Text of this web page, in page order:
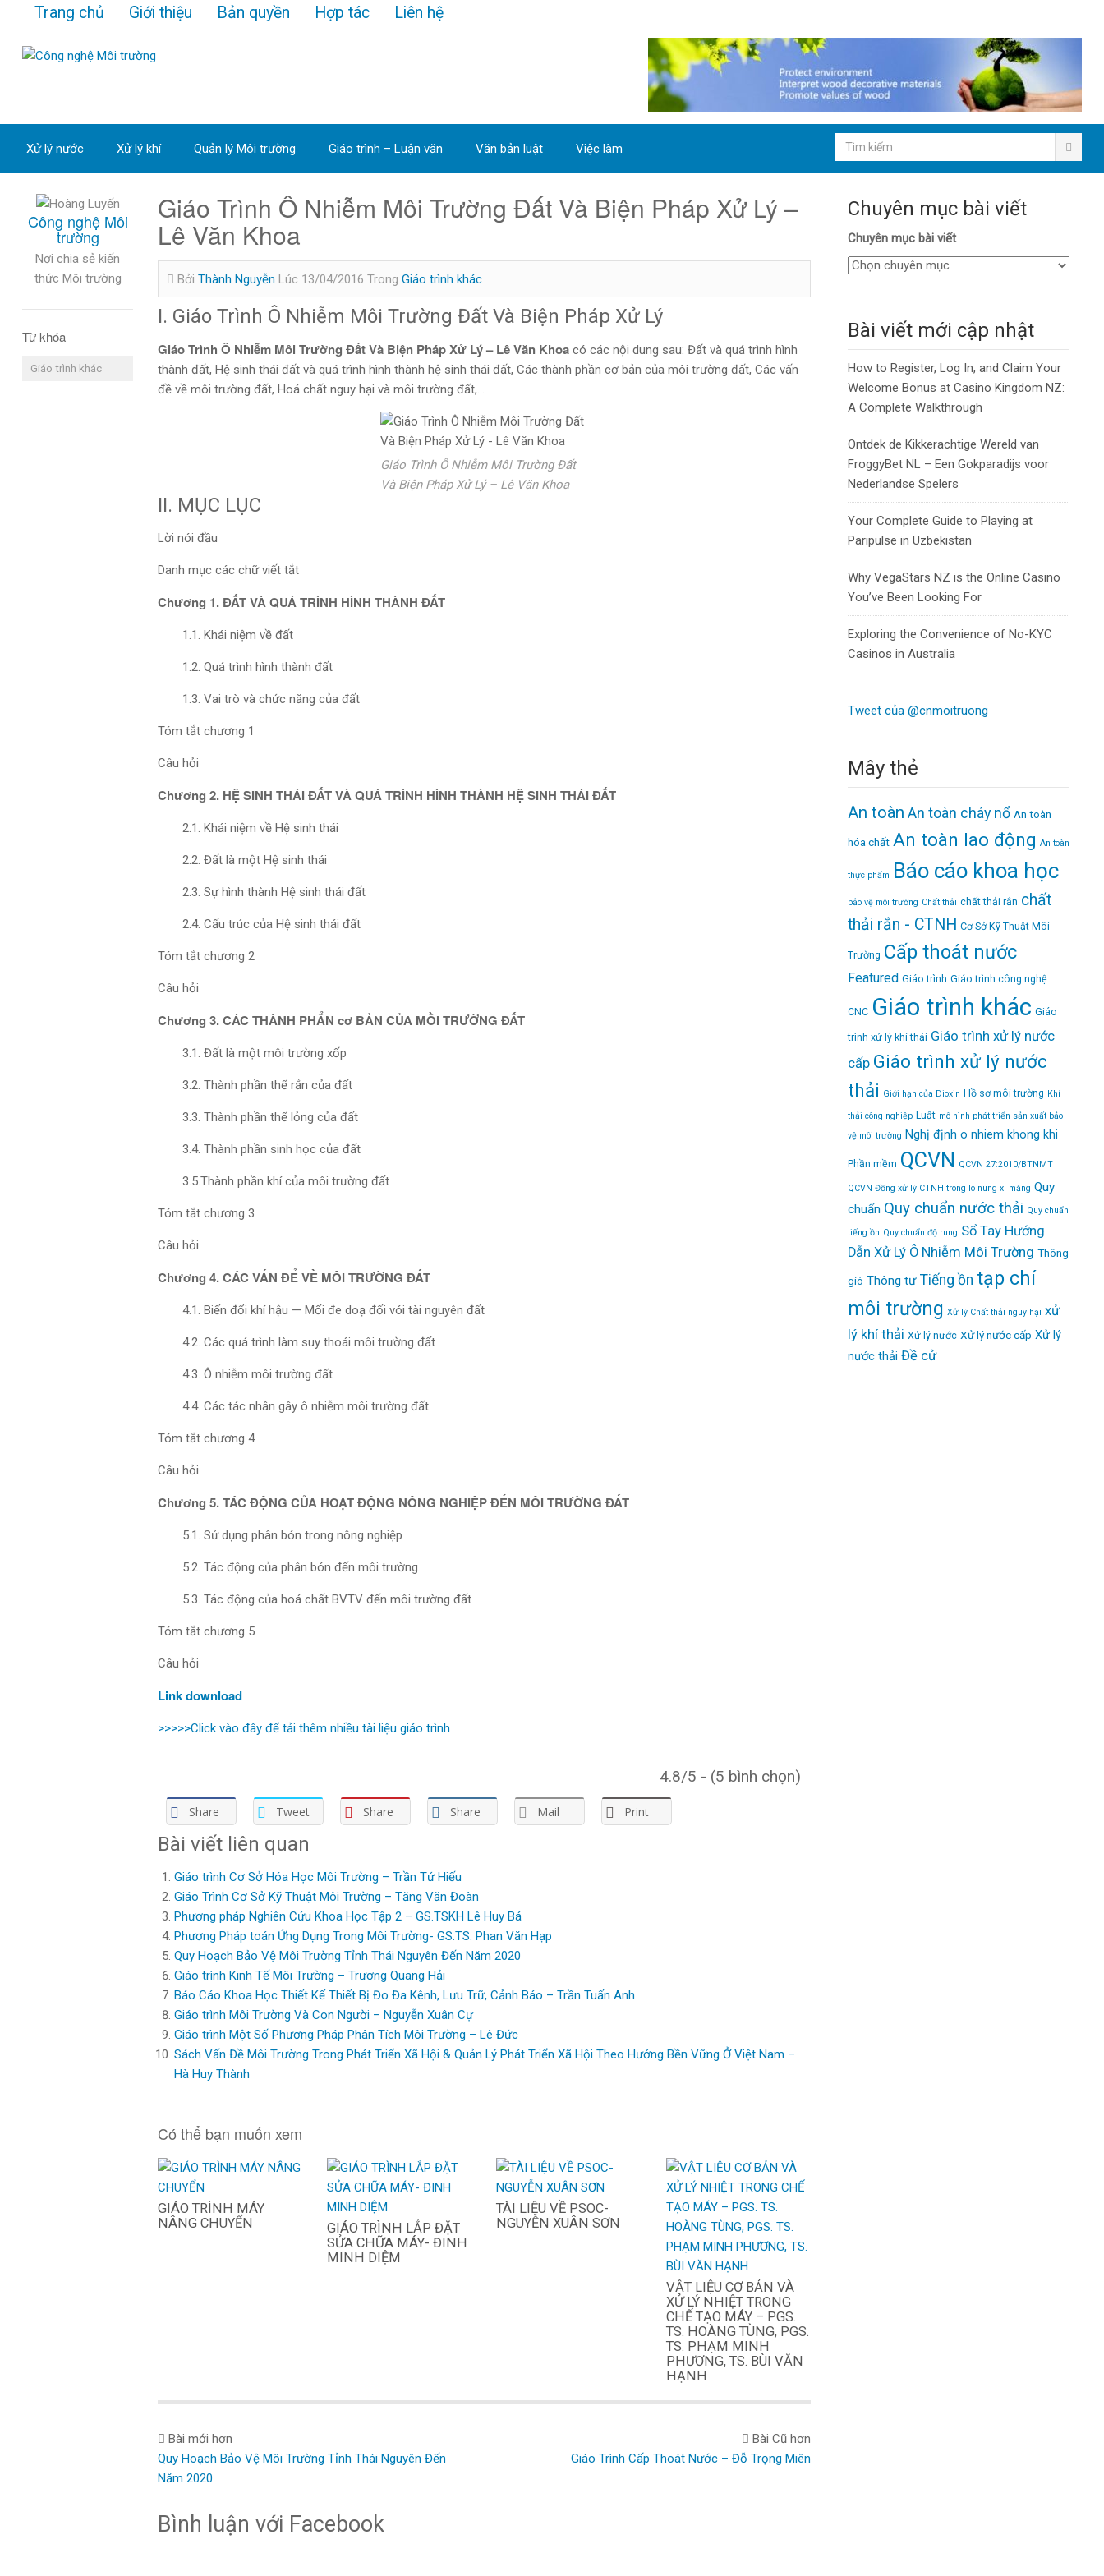
Trang chủ Giới thiệu Bản quyền Hợp tác Liên hệ
Xử lý nước Xử lý khí Quản lý Môi trường Giáo trình – Luận văn Văn bản luật Việc làm
Công nghệ Môi
trường
Nơi chia sẻ kiến
thức Môi trường
Từ khóa
Giáo trình khác
Giáo Trình Ô Nhiễm Môi Trường Đất Và Biện Pháp Xử Lý –
Lê Văn Khoa
Bởi Thành Nguyễn Lúc 13/04/2016 Trong Giáo trình khác
I. Giáo Trình Ô Nhiễm Môi Trường Đất Và Biện Pháp Xử Lý
Giáo Trình Ô Nhiễm Môi Trường Đất Và Biện Pháp Xử Lý – Lê Văn Khoa có các nội dung sau: Đất và quá trình hình
thành đất, Hệ sinh thái đất và quá trình hình thành hệ sinh thái đất, Các thành phần cơ bản của môi trường đất, Các vấn
đề về môi trường đất, Hoá chất nguy hại và môi trường đất,…
Giáo Trình Ô Nhiễm Môi Trường Đất
Và Biện Pháp Xử Lý – Lê Văn Khoa
II. MỤC LỤC
Lời nói đầu
Danh mục các chữ viết tắt
Chương 1. ĐẤT VÀ QUÁ TRÌNH HÌNH THÀNH ĐẤT
1.1. Khái niệm về đất
1.2. Quá trình hình thành đất
1.3. Vai trò và chức năng của đất
Tóm tắt chương 1
Câu hỏi
Chương 2. HỆ SINH THÁI ĐẤT VÀ QUÁ TRÌNH HÌNH THÀNH HỆ SINH THÁI ĐẤT
2.1. Khái niệm về Hệ sinh thái
2.2. Đất là một Hệ sinh thái
2.3. Sự hình thành Hệ sinh thái đất
2.4. Cấu trúc của Hệ sinh thái đất
Tóm tắt chương 2
Câu hỏi
Chương 3. CÁC THÀNH PHẨN cơ BẢN CỦA MỒI TRƯỜNG ĐẤT
3.1. Đất là một môi trường xốp
3.2. Thành phần thể rắn của đất
3.3. Thành phần thể lỏng của đất
3.4. Thành phần sinh học của đất
3.5.Thành phần khí của môi trường đất
Tóm tắt chương 3
Câu hỏi
Chương 4. CÁC VẤN ĐỂ VỀ MÔI TRƯỜNG ĐẤT
4.1. Biến đổi khí hậu — Mối đe doạ đối vói tài nguyên đất
4.2. Các quá trình làm suy thoái môi trường đất
4.3. Ô nhiễm môi trường đất
4.4. Các tác nhân gây ô nhiễm môi trường đất
Tóm tắt chương 4
Câu hỏi
Chương 5. TÁC ĐỘNG CỦA HOẠT ĐỘNG NÔNG NGHIỆP ĐẾN MÔI TRƯỜNG ĐẤT
5.1. Sử dụng phân bón trong nông nghiệp
5.2. Tác động của phân bón đến môi trường
5.3. Tác động của hoá chất BVTV đến môi trường đất
Tóm tắt chương 5
Câu hỏi
Link download
>>>>>Click vào đây để tải thêm nhiều tài liệu giáo trình
4.8/5 - (5 bình chọn)
Share Tweet Share Share Mail Print
Bài viết liên quan
Giáo trình Cơ Sở Hóa Học Môi Trường – Trần Tứ Hiếu
Giáo Trình Cơ Sở Kỹ Thuật Môi Trường – Tăng Văn Đoàn
Phương pháp Nghiên Cứu Khoa Học Tập 2 – GS.TSKH Lê Huy Bá
Phương Pháp toán Ứng Dụng Trong Môi Trường- GS.TS. Phan Văn Hạp
Quy Hoạch Bảo Vệ Môi Trường Tỉnh Thái Nguyên Đến Năm 2020
Giáo trình Kinh Tế Môi Trường – Trương Quang Hải
Báo Cáo Khoa Học Thiết Kế Thiết Bị Đo Đa Kênh, Lưu Trữ, Cảnh Báo – Trần Tuấn Anh
Giáo trình Môi Trường Và Con Người – Nguyễn Xuân Cự
Giáo trình Một Số Phương Pháp Phân Tích Môi Trường – Lê Đức
Sách Vấn Đề Môi Trường Trong Phát Triển Xã Hội & Quản Lý Phát Triển Xã Hội Theo Hướng Bền Vững Ở Việt Nam –
Hà Huy Thành
Có thể bạn muốn xem
GIÁO TRÌNH MÁY
NÂNG CHUYỂN
GIÁO TRÌNH LẮP ĐẶT
SỬA CHỮA MÁY- ĐINH
MINH DIỆM
TÀI LIỆU VỀ PSOC-
NGUYỄN XUÂN SƠN
VẬT LIỆU CƠ BẢN VÀ
XỬ LÝ NHIỆT TRONG
CHẾ TẠO MÁY – PGS.
TS. HOÀNG TÙNG, PGS.
TS. PHẠM MINH
PHƯƠNG, TS. BÙI VĂN
HẠNH
Bài mới hơn
Quy Hoạch Bảo Vệ Môi Trường Tỉnh Thái Nguyên Đến
Năm 2020
Bài Cũ hơn
Giáo Trình Cấp Thoát Nước – Đỗ Trọng Miên
Bình luận với Facebook
Chuyên mục bài viết
Chuyên mục bài viết
Bài viết mới cập nhật
How to Register, Log In, and Claim Your
Welcome Bonus at Casino Kingdom NZ:
A Complete Walkthrough
Ontdek de Kikkerachtige Wereld van
FroggyBet NL – Een Gokparadijs voor
Nederlandse Spelers
Your Complete Guide to Playing at
Paripulse in Uzbekistan
Why VegaStars NZ is the Online Casino
You’ve Been Looking For
Exploring the Convenience of No-KYC
Casinos in Australia
Tweet của @cnmoitruong
Mây thẻ
An toàn An toàn cháy nổ An toàn
hóa chất An toàn lao động An toàn
thực phẩm Báo cáo khoa học
bảo vệ môi trường Chất thải chất thải rắn chất
thải rắn - CTNH Cơ Sở Kỹ Thuật Môi
Trường Cấp thoát nước
Featured Giáo trình Giáo trình công nghệ
CNC Giáo trình khác Giáo
trình xử lý khí thải Giáo trình xử lý nước
cấp Giáo trình xử lý nước
thải Giới hạn của Dioxin Hồ sơ môi trường Khí
thải công nghiệp Luật mô hình phát triển sản xuất bảo
vệ môi trường Nghị định o nhiem khong khi
Phần mềm QCVN QCVN 27:2010/BTNMT
QCVN Đồng xử lý CTNH trong lò nung xi măng Quy
chuẩn Quy chuẩn nước thải Quy chuẩn
tiếng ồn Quy chuẩn độ rung Sổ Tay Hướng
Dẫn Xử Lý Ô Nhiễm Môi Trường Thông
gió Thông tư Tiếng ồn tạp chí
môi trường Xử lý Chất thải nguy hại xử
lý khí thải Xử lý nước Xử lý nước cấp Xử lý
nước thải Đề cử